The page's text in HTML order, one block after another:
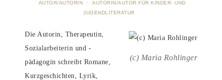
AUTOR/AUTORIN ·
AUTORIN/AUTOR FÜR KINDER- UND
JUGENDLITERATUR
(c) Maria Rohlinger
Die Autorin, Therapeutin,
Sozialarbeiterin und -
pädagogin schreibt Romane,
Kurzgeschichten, Lyrik,